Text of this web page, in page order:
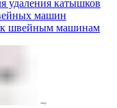
удаления катышков
машин
к швейным машинам